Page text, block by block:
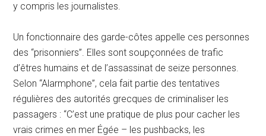
y compris les journalistes.
Un fonctionnaire des garde-côtes appelle ces personnes
des “prisonniers”. Elles sont soupçonnées de trafic
d’êtres humains et de l’assassinat de seize personnes.
Selon “Alarmphone”, cela fait partie des tentatives
régulières des autorités grecques de criminaliser les
passagers : “C’est une pratique de plus pour cacher les
vrais crimes en mer Égée – les pushbacks, les